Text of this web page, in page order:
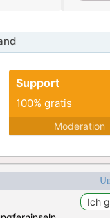
Support
100% gratis
Moderation